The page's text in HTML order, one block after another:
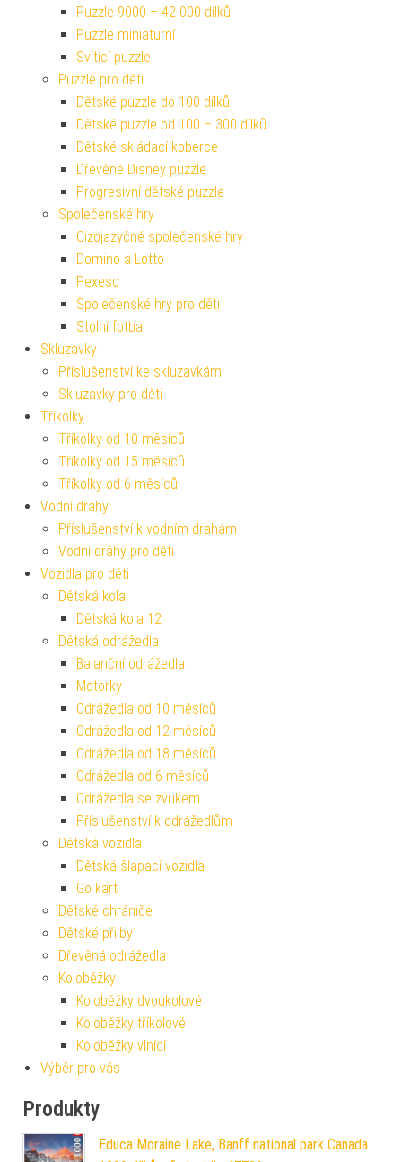
Puzzle 9000 – 42 000 dílků
Puzzle miniaturní
Svítící puzzle
Puzzle pro děti
Dětské puzzle do 100 dílků
Dětské puzzle od 100 – 300 dílků
Dětské skládací koberce
Dřevěné Disney puzzle
Progresivní dětské puzzle
Společenské hry
Cizojazyčné společenské hry
Domino a Lotto
Pexeso
Společenské hry pro děti
Stolní fotbal
Skluzavky
Příslušenství ke skluzavkám
Skluzavky pro děti
Tříkolky
Tříkolky od 10 měsíců
Tříkolky od 15 měsíců
Tříkolky od 6 měsíců
Vodní dráhy
Příslušenství k vodním drahám
Vodní dráhy pro děti
Vozidla pro děti
Dětská kola
Dětská kola 12
Dětská odrážedla
Balanční odrážedla
Motorky
Odrážedla od 10 měsíců
Odrážedla od 12 měsíců
Odrážedla od 18 měsíců
Odrážedla od 6 měsíců
Odrážedla se zvukem
Příslušenství k odrážedlům
Dětská vozidla
Dětská šlapací vozidla
Go kart
Dětské chrániče
Dětské přilby
Dřevěná odrážedla
Koloběžky
Koloběžky dvoukolové
Koloběžky tříkolové
Koloběžky vlnící
Výběr pro vás
Produkty
Educa Moraine Lake, Banff national park Canada